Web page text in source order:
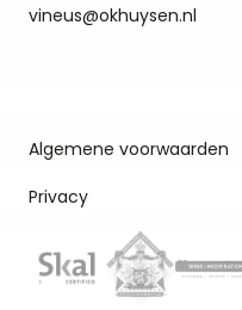
vineus@okhuysen.nl
Algemene voorwaarden
Privacy